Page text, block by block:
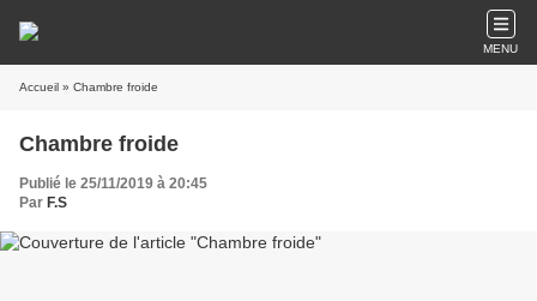
MENU
Accueil » Chambre froide
Chambre froide
Publié le 25/11/2019 à 20:45
Par F.S